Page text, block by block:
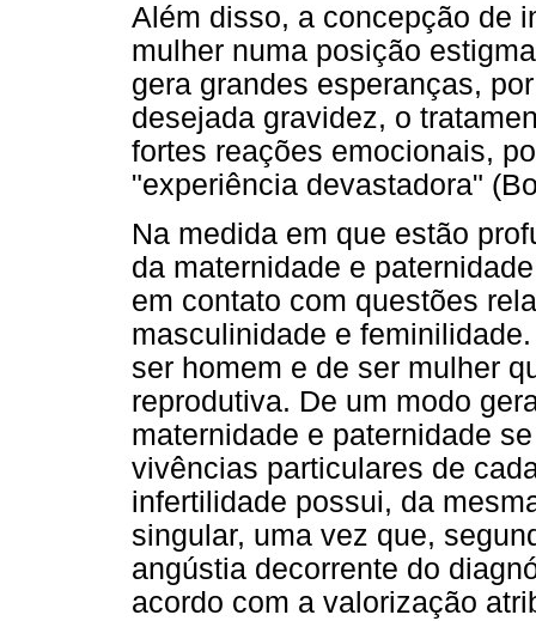
Além disso, a concepção de
mulher numa posição
gera grandes esperanças,
desejada gravidez, o
fortes reações emocionais,
"experiência devastadora"
Na medida em que estão
da maternidade e
em contato com questões
masculinidade e
ser homem e de ser mulher
reprodutiva. De um modo
maternidade e paternidade
vivências particulares de
infertilidade possui, da
singular, uma vez que,
angústia decorrente do
acordo com a valorização